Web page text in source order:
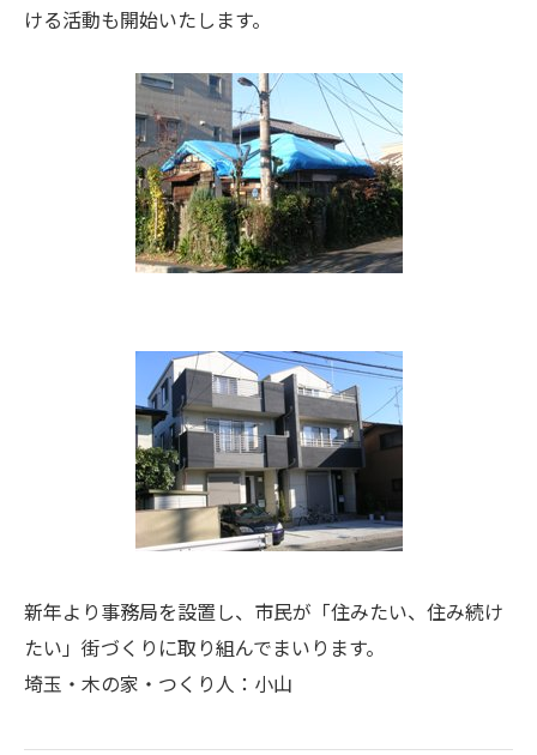
ける活動も開始いたします。
新年より事務局を設置し、市民が「住みたい、住み続け
たい」街づくりに取り組んでまいります。
埼玉・木の家・つくり人：小山